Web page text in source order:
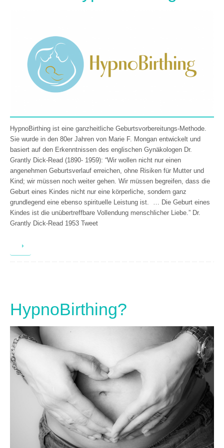
HypnoBirthing ist eine ganzheitliche Geburtsvorbereitungs-Methode.
Sie wurde in den 80er Jahren von Marie F. Mongan entwickelt und
basiert auf den Erkenntnissen des englischen Gynäkologen Dr.
Grantly Dick-Read (1890- 1959): “Wir wollen nicht nur einen
angenehmen Geburtsverlauf erreichen, ohne Risiken für Mutter und
Kind; wir müssen noch weiter gehen. Wir müssen begreifen, dass die
Geburt eines Kindes nicht nur eine körperliche, sondern ganz
grundlegend eine ebenso spirituelle Leistung ist. … Die Geburt eines
Kindes ist die unübertreffbare Vollendung menschlicher Liebe.” Dr.
Grantly Dick-Read 1953 Tweet
HypnoBirthing?